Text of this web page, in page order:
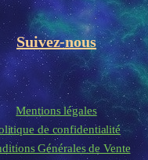
Suivez-nous
Mentions légales
de confidentialité
Générales de Vente